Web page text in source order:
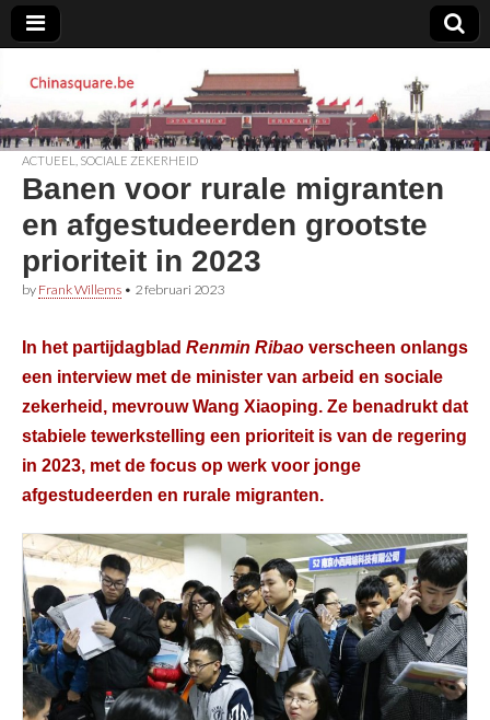
Chinasquare.be
ACTUEEL SOCIALE ZEKERHEID
Banen voor rurale migranten
en afgestudeerden grootste
prioriteit in 2023
by Frank Willems • 2 februari 2023
In het partijdagblad Renmin Ribao verscheen onlangs
een interview met de minister van arbeid en sociale
zekerheid, mevrouw Wang Xiaoping. Ze benadrukt dat
stabiele tewerkstelling een prioriteit is van de regering
in 2023, met de focus op werk voor jonge
afgestudeerden en rurale migranten.